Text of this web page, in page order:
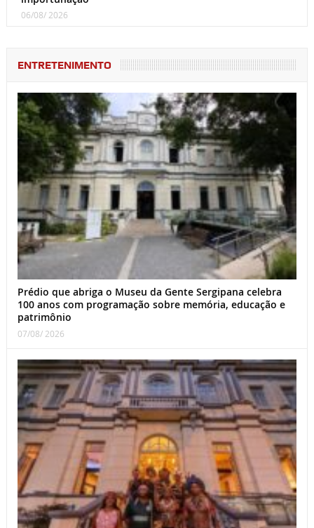
06/08/ 2026
ENTRETENIMENTO
Prédio que abriga o Museu da Gente Sergipana celebra
100 anos com programação sobre memória, educação e
patrimônio
07/08/ 2026